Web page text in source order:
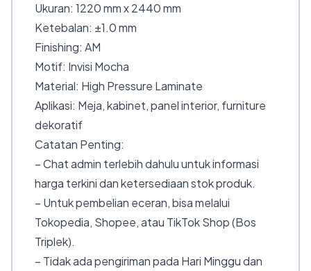
Ukuran: 1220 mm x 2440 mm
Ketebalan: ±1.0 mm
Finishing: AM
Motif: Invisi Mocha
Material: High Pressure Laminate
Aplikasi: Meja, kabinet, panel interior, furniture
dekoratif
Catatan Penting:
– Chat admin terlebih dahulu untuk informasi
harga terkini dan ketersediaan stok produk.
– Untuk pembelian eceran, bisa melalui
Tokopedia, Shopee, atau TikTok Shop (Bos
Triplek).
– Tidak ada pengiriman pada Hari Minggu dan